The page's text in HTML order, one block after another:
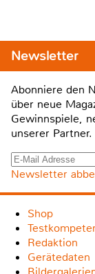
Newsletter
Abonniere den
über neue
Gewinnspiele,
unserer Partner.
Newsletter
Shop
Redaktion
Gerätedaten